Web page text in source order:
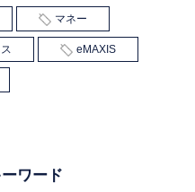
マネー
eMAXIS
ワード